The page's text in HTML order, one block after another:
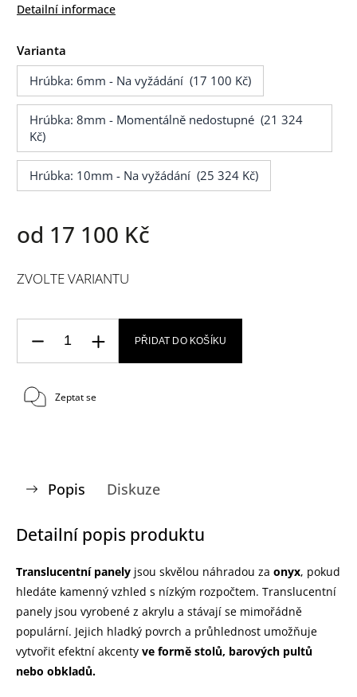
Detailní informace
Varianta
Hrúbka: 6mm - Na vyžádání (17 100 Kč)
Hrúbka: 8mm - Momentálně nedostupné (21 324
Kč)
Hrúbka: 10mm - Na vyžádání (25 324 Kč)
od 17 100 Kč
ZVOLTE VARIANTU
PŘIDAT DO KOŠÍKU
Zeptat se
Popis Diskuze
Detailní popis produktu
Translucentní panely jsou skvělou náhradou za onyx, pokud
hledáte kamenný vzhled s nízkým rozpočtem. Translucentní
panely jsou vyrobené z akrylu a stávají se mimořádně
populární. Jejich hladký povrch a průhlednost umožňuje
vytvořit efektní akcenty ve formě stolů, barových pultů
nebo obkladů.